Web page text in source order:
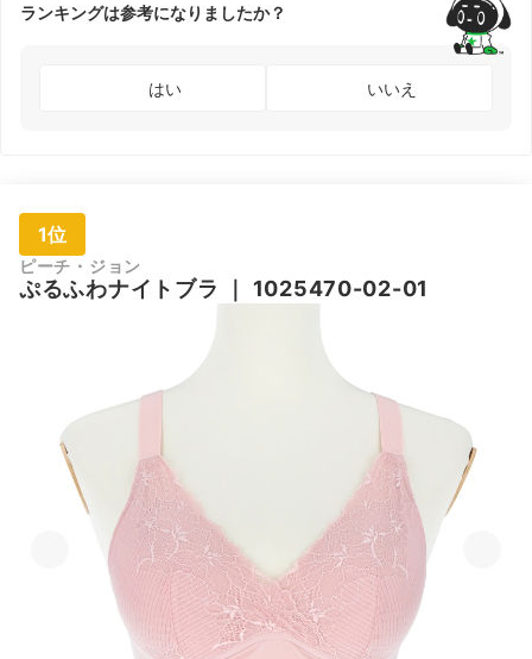
ランキングは参考になりましたか？
はい いいえ
1位
ピーチ・ジョン
ぷるふわナイトブラ 1025470-02-01